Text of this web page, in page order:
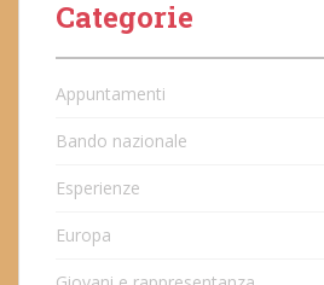
Categorie
Appuntamenti
Bando nazionale
Esperienze
Europa